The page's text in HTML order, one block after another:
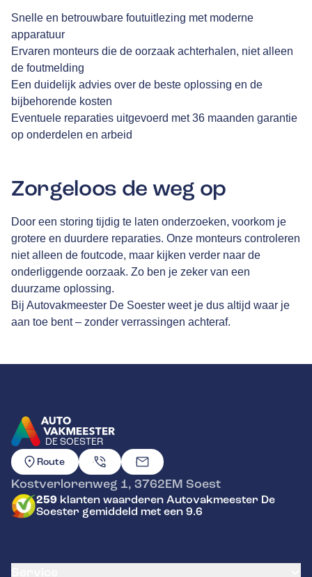
Snelle en betrouwbare foutuitlezing met moderne
apparatuur
Ervaren monteurs die de oorzaak achterhalen, niet alleen
de foutmelding
Een duidelijk advies over de beste oplossing en de
bijbehorende kosten
Eventuele reparaties uitgevoerd met 36 maanden garantie
op onderdelen en arbeid
Zorgeloos de weg op
Door een storing tijdig te laten onderzoeken, voorkom je
grotere en duurdere reparaties. Onze monteurs controleren
niet alleen de foutcode, maar kijken verder naar de
onderliggende oorzaak. Zo ben je zeker van een
duurzame oplossing.
Bij Autovakmeester De Soester weet je dus altijd waar je
aan toe bent – zonder verrassingen achteraf.
DE SOESTER
GA NAAR DE HOMEPAGINA
Route
Kostverlorenweg 1, 3762EM Soest
259 klanten waarderen Autovakmeester De
Soester gemiddeld met een 9.6